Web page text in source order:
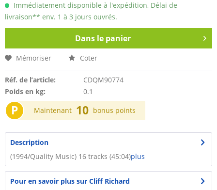
Immédiatement disponible à l'expédition, Délai de
livraison** env. 1 à 3 jours ouvrés.
Dans le panier
Mémoriser Coter
Réf. de l’article:
CDQM90774
Poids en kg:
0.1
P Maintenant 10 bonus points
Description
(1994/Quality Music) 16 tracks (45:04)plus
Pour en savoir plus sur Cliff Richard